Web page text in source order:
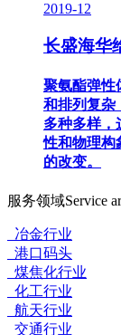
2019-12
长盛海华
聚氨酯弹性
和排列复杂
多种多样，
性和物理构
的改变。
服务领域Service
冶金行业
港口码头
煤焦化行业
化工行业
航天行业
交通行业